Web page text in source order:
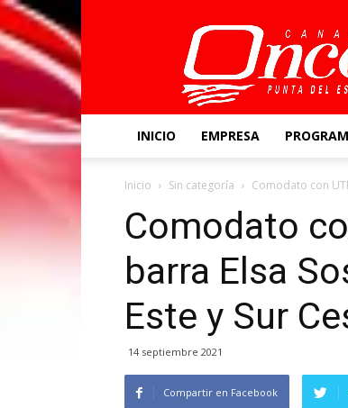
Canal
Once
INICIO EMPRESA
Inicio Sin categoría Comodato con
Comodato
barra Elsa
Este y Sur
14 septiembre 2021
Compartir en Facebook